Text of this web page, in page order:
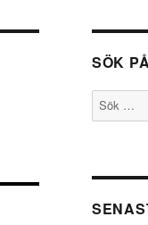
SÖK
Sök
efter: